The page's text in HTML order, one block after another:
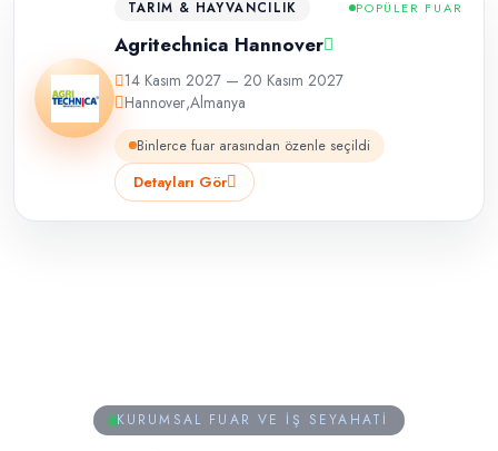
TARIM & HAYVANCILIK POPÜLER FUAR
Agritechnica Hannover
14 Kasım 2027 — 20 Kasım 2027
Hannover,Almanya
Binlerce fuar arasından özenle seçildi
Detayları Gör
KURUMSAL FUAR VE İŞ SEYAHATI